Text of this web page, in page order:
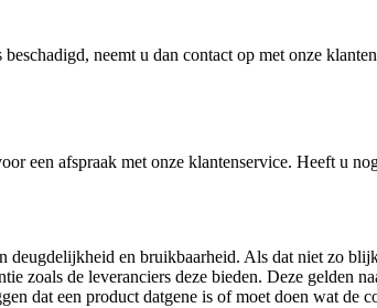
neemt u dan contact op met onze
een afspraak met onze klantenservice. Heeft u
en bruikbaarheid. Als dat niet zo
zoals de leveranciers deze bieden. Deze gelden
dat een product datgene is of moet doen wat de